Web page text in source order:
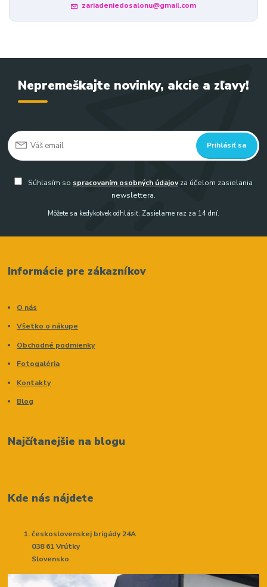
zariadeniedosalonu@gmail.com
Nepremeškajte novinky, akcie a zľavy!
Prihlásiť sa
Súhlasím so spracovaním osobných údajovza účelom zasielania
newslettera.
Môžete sa kedykoľvek odhlásiť. Zasielame raz za 14 dní.
Informácie pre zákazníkov
O nás
Všetko o nákupe
Obchodné podmienky
Fotogaléria
Kontakty
Blog
Najčítanejšie na blogu
Kde nás nájdete
československej brigády 24A
038 61 Vrútky
Slovensko